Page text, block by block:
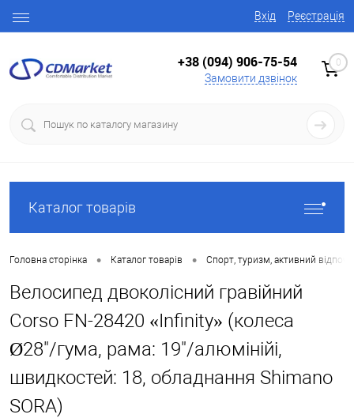
Вхід Реєстрація
+38 (094) 906-75-54
Замовити дзвінок
0
Каталог товарів
Головна сторінка • Каталог товарів • Спорт, туризм, активний
Велосипед двоколісний гравійний
Corso FN-28420 «Infinity» (колеса
Ø28"/гума, рама: 19"/алюмінійі,
швидкостей: 18, обладнання Shimano
SORA)